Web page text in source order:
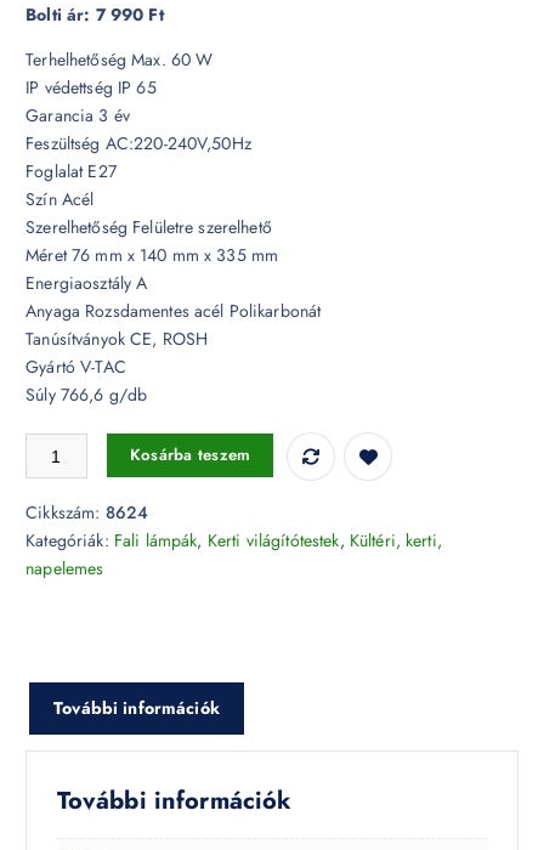
Bolti ár: 7 990 Ft
Terhelhetőség Max. 60 W
IP védettség IP 65
Garancia 3 év
Feszültség AC:220-240V,50Hz
Foglalat E27
Szín Acél
Szerelhetőség Felületre szerelhető
Méret 76 mm x 140 mm x 335 mm
Energiaosztály A
Anyaga Rozsdamentes acél Polikarbonát
Tanúsítványok CE, ROSH
Gyártó V-TAC
Súly 766,6 g/db
Egyenes fali kar E27 foglalattal rozsdamentes acél váz IP65 - 8624
Kosárba teszem
Cikkszám: 8624
Kategóriák: Fali lámpák, Kerti világítótestek, Kültéri, kerti,
napelemes
További információk
További információk